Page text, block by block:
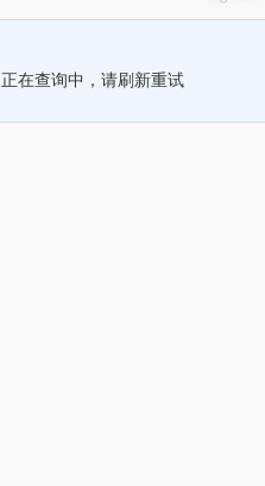
正在查询中，请刷新重试